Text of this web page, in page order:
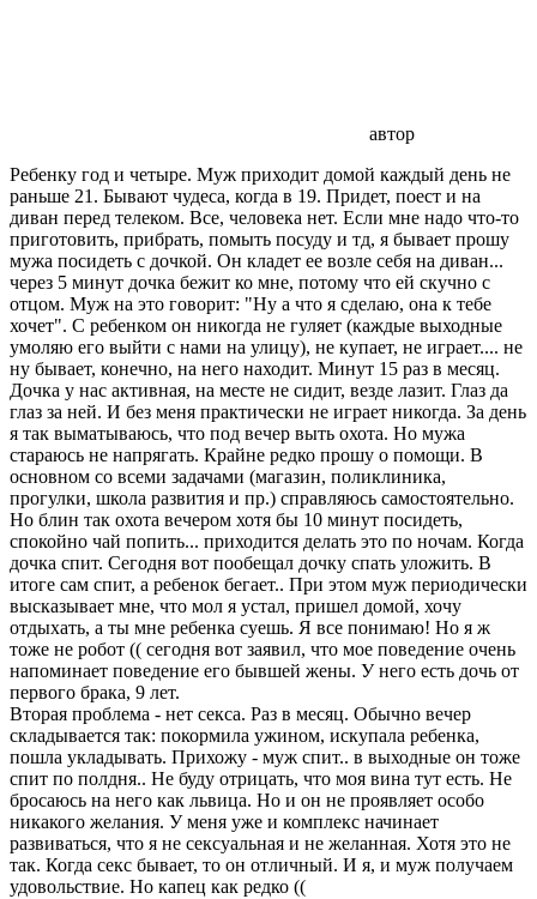
автор
Ребенку год и четыре. Муж приходит домой каждый день не
раньше 21. Бывают чудеса, когда в 19. Придет, поест и на
диван перед телеком. Все, человека нет. Если мне надо что-то
приготовить, прибрать, помыть посуду и тд, я бывает прошу
мужа посидеть с дочкой. Он кладет ее возле себя на диван...
через 5 минут дочка бежит ко мне, потому что ей скучно с
отцом. Муж на это говорит: "Ну а что я сделаю, она к тебе
хочет". С ребенком он никогда не гуляет (каждые выходные
умоляю его выйти с нами на улицу), не купает, не играет.... не
ну бывает, конечно, на него находит. Минут 15 раз в месяц.
Дочка у нас активная, на месте не сидит, везде лазит. Глаз да
глаз за ней. И без меня практически не играет никогда. За день
я так выматываюсь, что под вечер выть охота. Но мужа
стараюсь не напрягать. Крайне редко прошу о помощи. В
основном со всеми задачами (магазин, поликлиника,
прогулки, школа развития и пр.) справляюсь самостоятельно.
Но блин так охота вечером хотя бы 10 минут посидеть,
спокойно чай попить... приходится делать это по ночам. Когда
дочка спит. Сегодня вот пообещал дочку спать уложить. В
итоге сам спит, а ребенок бегает.. При этом муж периодически
высказывает мне, что мол я устал, пришел домой, хочу
отдыхать, а ты мне ребенка суешь. Я все понимаю! Но я ж
тоже не робот (( сегодня вот заявил, что мое поведение очень
напоминает поведение его бывшей жены. У него есть дочь от
первого брака, 9 лет.
Вторая проблема - нет секса. Раз в месяц. Обычно вечер
складывается так: покормила ужином, искупала ребенка,
пошла укладывать. Прихожу - муж спит.. в выходные он тоже
спит по полдня.. Не буду отрицать, что моя вина тут есть. Не
бросаюсь на него как львица. Но и он не проявляет особо
никакого желания. У меня уже и комплекс начинает
развиваться, что я не сексуальная и не желанная. Хотя это не
так. Когда секс бывает, то он отличный. И я, и муж получаем
удовольствие. Но капец как редко ((